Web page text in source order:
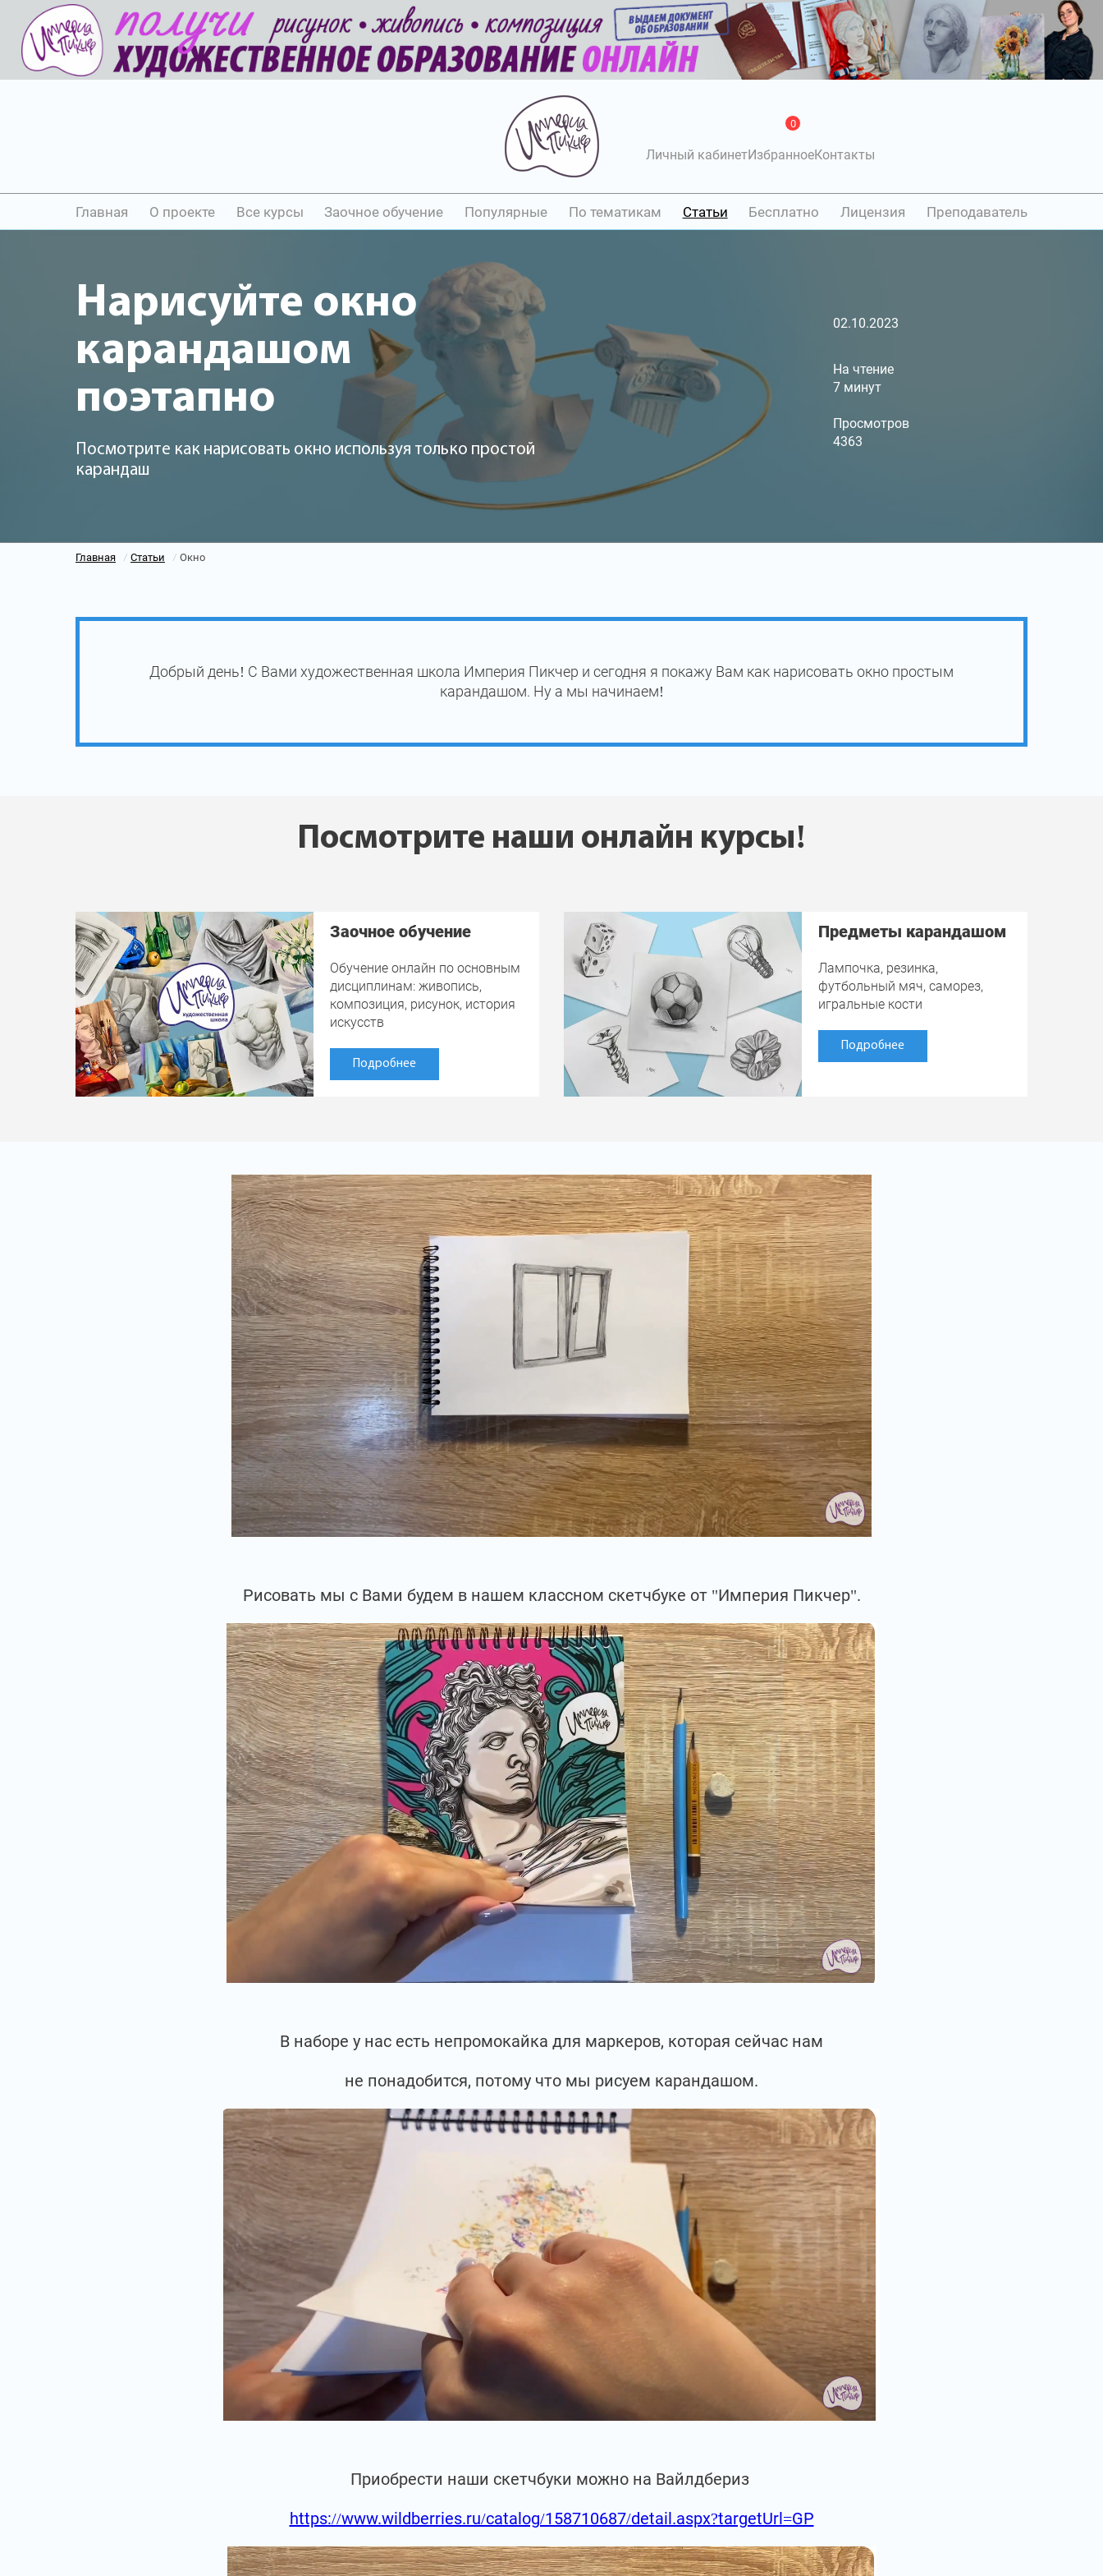
Личный кабинетИзбранное
0
Контакты
Главная О проекте Все курсы Заочное обучение Популярные По тематикам Статьи Бесплатно Лицензия Преподаватель
Нарисуйте окно
карандашом
поэтапно
Посмотрите как нарисовать окно используя только простой
карандаш
02.10.2023
На чтение
7 минут
Просмотров
4363
Главная / Статьи / Окно
Добрый день! С Вами художественная школа Империя Пикчер и сегодня я покажу Вам как нарисовать окно простым
карандашом. Ну а мы начинаем!
Посмотрите наши онлайн курсы!
Заочное обучение
Обучение онлайн по основным
дисциплинам: живопись,
композиция, рисунок, история
искусств
Подробнее
Предметы карандашом
Лампочка, резинка,
футбольный мяч, саморез,
игральные кости
Подробнее
Рисовать мы с Вами будем в нашем классном скетчбуке от "Империя Пикчер".
В наборе у нас есть непромокайка для маркеров, которая сейчас нам
не понадобится, потому что мы рисуем карандашом.
Приобрести наши скетчбуки можно на Вайлдбериз
https://www.wildberries.ru/catalog/158710687/detail.aspx?targetUrl=GP